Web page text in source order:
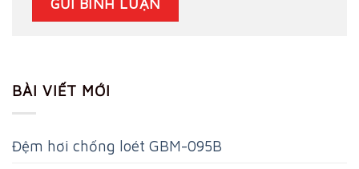
BÀI VIẾT MỚI
Đệm hơi chống loét GBM-095B